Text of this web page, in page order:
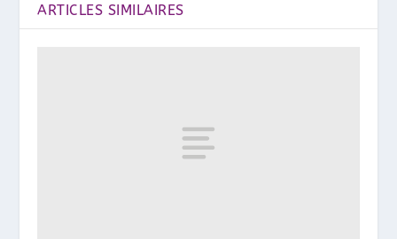
ARTICLES SIMILAIRES